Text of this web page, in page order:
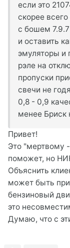
если это
скорее
с бошем
и оставить
эмуляторы и
рэле на
пропуски
свечи не
0,8 - 0,9
менее Бриск
Привет!
Это "мертвому
поможет, но
Объяснить
может быть
бензиновый
это
Думаю, что с